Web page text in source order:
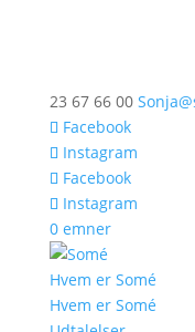
23 67 66 00
Facebook
Instagram
Facebook
Instagram
0 emner
Hvem er Somé
Hvem er Somé